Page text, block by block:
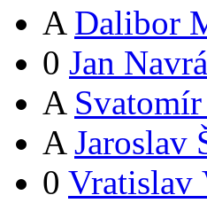
A Dalibor
0 Jan
A
A Jaroslav
0 Vratislav